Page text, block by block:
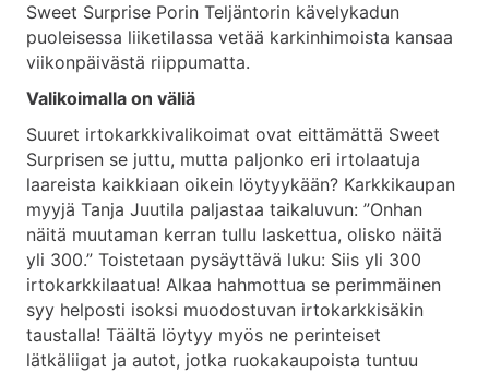
Sweet Surprise Porin Teljäntorin kävelykadun
puoleisessa liiketilassa vetää karkinhimoista kansaa
viikonpäivästä riippumatta.
Valikoimalla on väliä
Suuret irtokarkkivalikoimat ovat eittämättä Sweet
Surprisen se juttu, mutta paljonko eri irtolaatuja
laareista kaikkiaan oikein löytyykään? Karkkikaupan
myyjä Tanja Juutila paljastaa taikaluvun: ”Onhan
näitä muutaman kerran tullu laskettua, olisko näitä
yli 300.” Toistetaan pysäyttävä luku: Siis yli 300
irtokarkkilaatua! Alkaa hahmottua se perimmäinen
syy helposti isoksi muodostuvan irtokarkkisäkin
taustalla! Täältä löytyy myös ne perinteiset
lätkäliigat ja autot, jotka ruokakaupoista tuntuu